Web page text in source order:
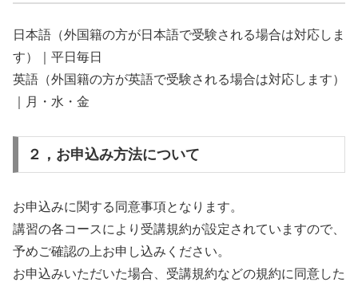
日本語（外国籍の方が日本語で受験される場合は対応しま
す）｜平日毎日
英語（外国籍の方が英語で受験される場合は対応します）
｜月・水・金
２，お申込み方法について
お申込みに関する同意事項となります。
講習の各コースにより受講規約が設定されていますので、
予めご確認の上お申し込みください。
お申込みいただいた場合、受講規約などの規約に同意した